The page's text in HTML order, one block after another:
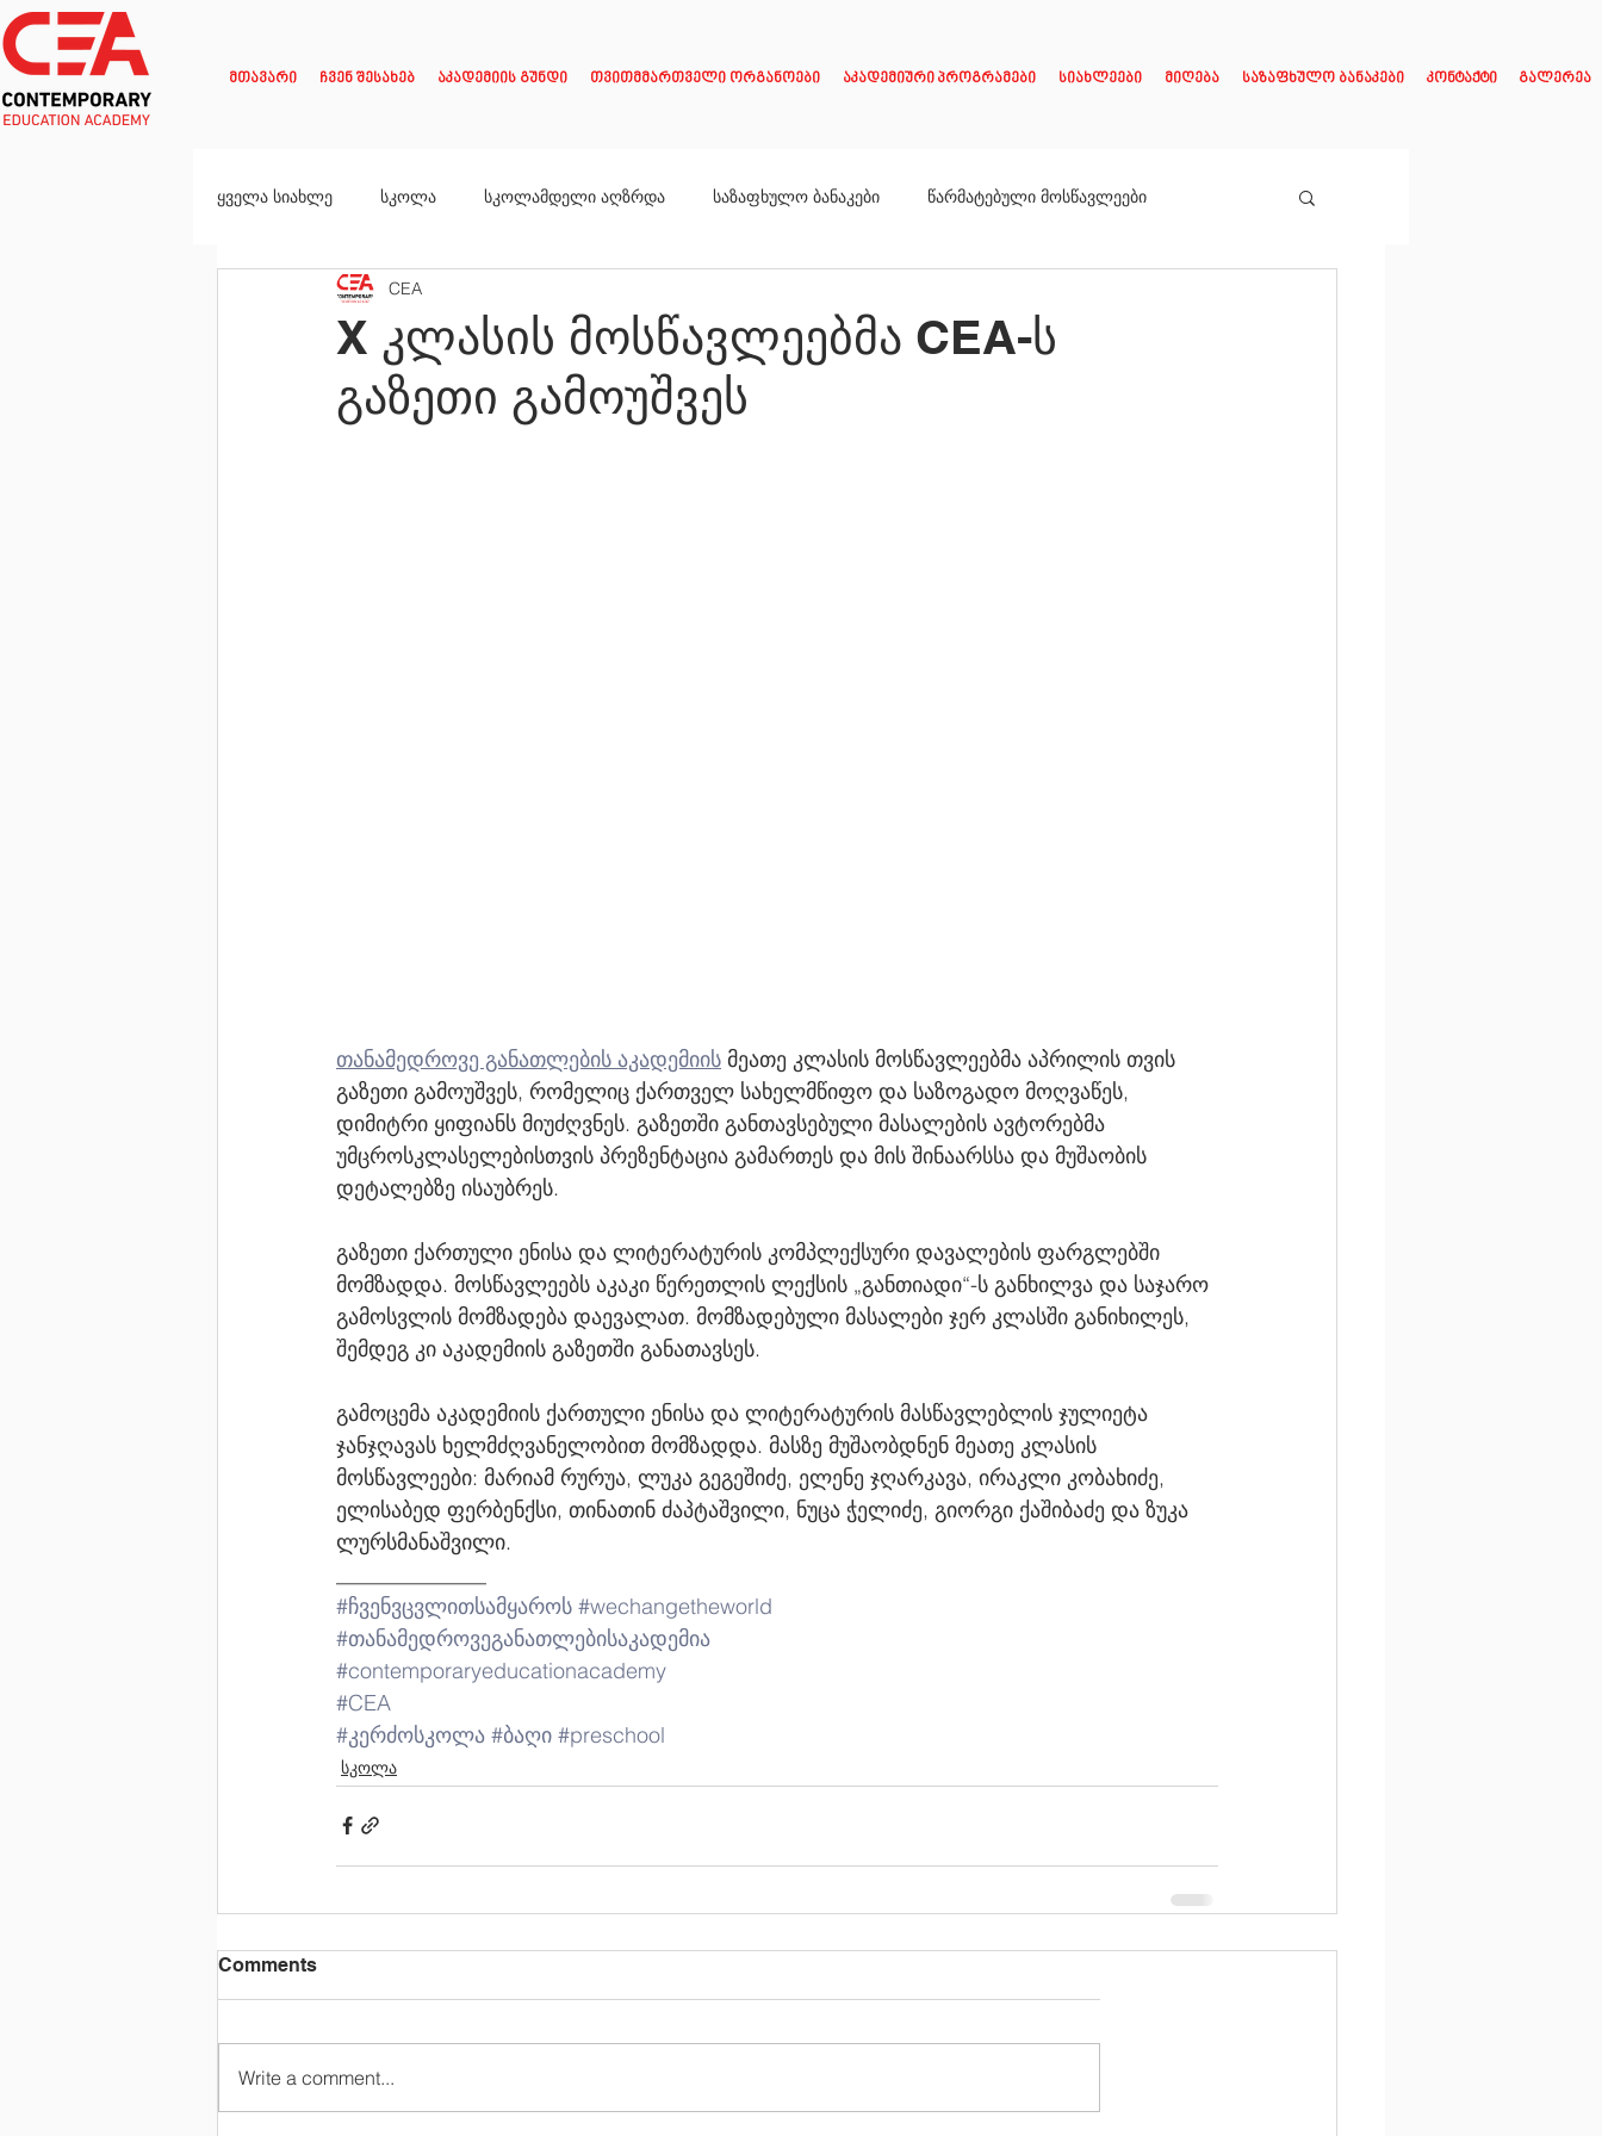
მთავარი ჩვენ შესახებ აკადემიის გუნდი თვითმმართველი ორგანოები აკადემიური პროგრამები სიახლეები მიღება საზაფხულო ბანაკები კონტაქტი გალერეა
ყველა სიახლე სკოლა სკოლამდელი აღზრდა საზაფხულო ბანაკები წარმატებული მოსწავლეები
X კლასის მოსწავლეებმა CEA-ს
გაზეთი გამოუშვეს
CEA
თანამედროვე განათლების აკადემიის მეათე კლასის მოსწავლეებმა აპრილის თვის
გაზეთი გამოუშვეს, რომელიც ქართველ სახელმწიფო და საზოგადო მოღვაწეს,
დიმიტრი ყიფიანს მიუძღვნეს. გაზეთში განთავსებული მასალების ავტორებმა
უმცროსკლასელებისთვის პრეზენტაცია გამართეს და მის შინაარსსა და მუშაობის
დეტალებზე ისაუბრეს.
გაზეთი ქართული ენისა და ლიტერატურის კომპლექსური დავალების ფარგლებში
მომზადდა. მოსწავლეებს აკაკი წერეთლის ლექსის „განთიადი“-ს განხილვა და საჯარო
გამოსვლის მომზადება დაევალათ. მომზადებული მასალები ჯერ კლასში განიხილეს,
შემდეგ კი აკადემიის გაზეთში განათავსეს.
გამოცემა აკადემიის ქართული ენისა და ლიტერატურის მასწავლებლის ჯულიეტა
ჯანჯღავას ხელმძღვანელობით მომზადდა. მასზე მუშაობდნენ მეათე კლასის
მოსწავლეები: მარიამ რურუა, ლუკა გეგეშიძე, ელენე ჯღარკავა, ირაკლი კობახიძე,
ელისაბედ ფერბენქსი, თინათინ ძაპტაშვილი, ნუცა ჭელიძე, გიორგი ქაშიბაძე და ზუკა
ლურსმანაშვილი.
#ჩვენვცვლითსამყაროს #wechangetheworld
#თანამედროვეგანათლებისაკადემია
#contemporaryeducationacademy
#CEA
#კერძოსკოლა #ბაღი #preschool
სკოლა
Comments
Write a comment...